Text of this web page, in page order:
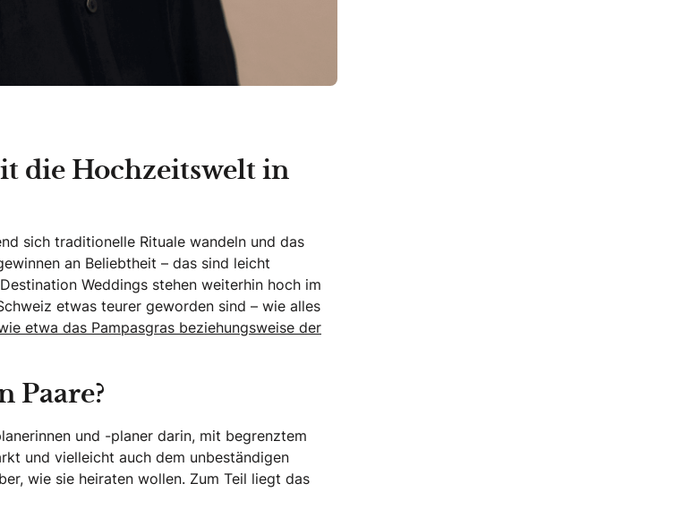
die Hochzeitswelt in
sich traditionelle Rituale wandeln und das
an Beliebtheit – das sind leicht
Weddings stehen weiterhin hoch im
etwas teurer geworden sind – wie alles
etwa das Pampasgras beziehungsweise der
Paare?
und -planer darin, mit begrenztem
und vielleicht auch dem unbeständigen
wie sie heiraten wollen. Zum Teil liegt das